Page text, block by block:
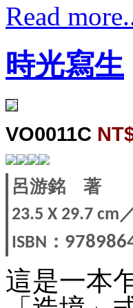
Read
時光寫生
VO0011C
呂游銘 著
23.5 X 29.7cm
ISBN ：
這是一本